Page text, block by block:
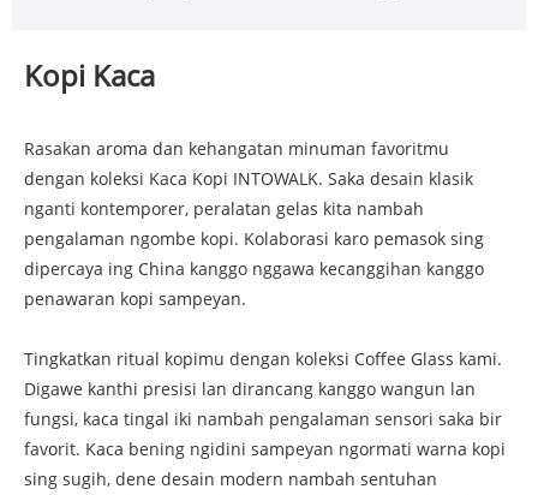
Kopi Kaca
Rasakan aroma dan kehangatan minuman favoritmu
dengan koleksi Kaca Kopi INTOWALK. Saka desain klasik
nganti kontemporer, peralatan gelas kita nambah
pengalaman ngombe kopi. Kolaborasi karo pemasok sing
dipercaya ing China kanggo nggawa kecanggihan kanggo
penawaran kopi sampeyan.
Tingkatkan ritual kopimu dengan koleksi Coffee Glass kami.
Digawe kanthi presisi lan dirancang kanggo wangun lan
fungsi, kaca tingal iki nambah pengalaman sensori saka bir
favorit. Kaca bening ngidini sampeyan ngormati warna kopi
sing sugih, dene desain modern nambah sentuhan